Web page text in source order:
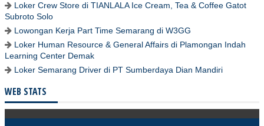
Loker Crew Store di TIANLALA Ice Cream, Tea & Coffee Gatot
Subroto Solo
Lowongan Kerja Part Time Semarang di W3GG
Loker Human Resource & General Affairs di Plamongan Indah
Learning Center Demak
Loker Semarang Driver di PT Sumberdaya Dian Mandiri
WEB STATS